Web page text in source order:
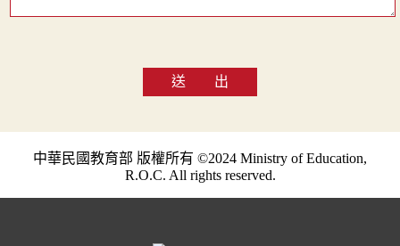
送 出
中華民國教育部 版權所有 ©2024 Ministry of Education,
R.O.C. All rights reserved.